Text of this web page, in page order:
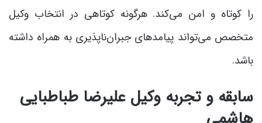
را کوتاه و امن می‌کند. هرگونه کوتاهی در انتخاب وکیل
متخصص می‌تواند پیامدهای جبران‌ناپذیری به همراه داشته
باشد.
سابقه و تجربۀ وکیل علیرضا طباطبایی